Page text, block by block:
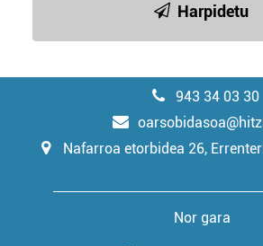
Harpidetu
943 34 03 30
Nafarroa etorbidea 26,
Nor gara